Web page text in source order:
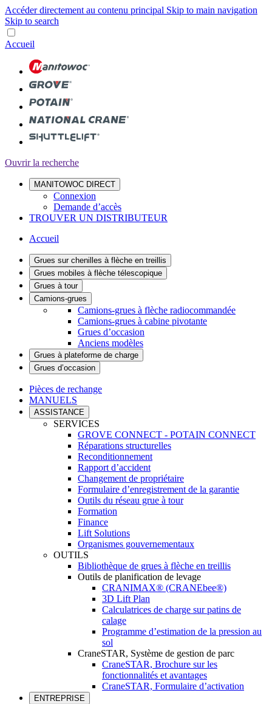
Accéder directement au contenu principal Skip to main navigation
Skip to search
Accueil
Ouvrir la recherche
MANITOWOC DIRECT
Connexion
Demande d’accès
TROUVER UN DISTRIBUTEUR
Accueil
Grues sur chenilles à flèche en treillis
Grues mobiles à flèche télescopique
Grues à tour
Camions-grues
Camions-grues à flèche radiocommandée
Camions-grues à cabine pivotante
Grues d’occasion
Anciens modèles
Grues à plateforme de charge
Grues d’occasion
Pièces de rechange
MANUELS
ASSISTANCE
SERVICES
GROVE CONNECT - POTAIN CONNECT
Réparations structurelles
Reconditionnement
Rapport d’accident
Changement de propriétaire
Formulaire d’enregistrement de la garantie
Outils du réseau grue à tour
Formation
Finance
Lift Solutions
Organismes gouvernementaux
OUTILS
Bibliothèque de grues à flèche en treillis
Outils de planification de levage
CRANIMAX® (CRANEbee®)
3D Lift Plan
Calculatrices de charge sur patins de
calage
Programme d’estimation de la pression au
sol
CraneSTAR, Système de gestion de parc
CraneSTAR, Brochure sur les
fonctionnalités et avantages
CraneSTAR, Formulaire d’activation
ENTREPRISE